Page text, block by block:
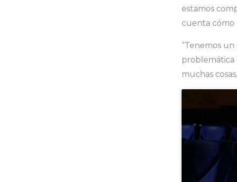
estamos
cuenta cómo
“Tenemos
problemática
muchas